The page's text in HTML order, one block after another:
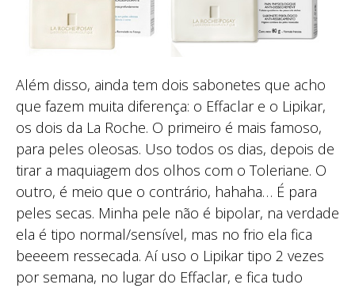
Além disso, ainda tem dois sabonetes que acho
que fazem muita diferença: o Effaclar e o Lipikar,
os dois da La Roche. O primeiro é mais famoso,
para peles oleosas. Uso todos os dias, depois de
tirar a maquiagem dos olhos com o Toleriane. O
outro, é meio que o contrário, hahaha… É para
peles secas. Minha pele não é bipolar, na verdade
ela é tipo normal/sensível, mas no frio ela fica
beeeem ressecada. Aí uso o Lipikar tipo 2 vezes
por semana, no lugar do Effaclar, e fica tudo